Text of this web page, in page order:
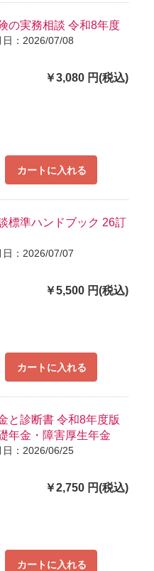
の実務相談 令和8年度
日：2026/07/08
￥3,080 円(税込)
カートに入れる
標準ハンドブック 26訂
日：2026/07/07
￥5,500 円(税込)
カートに入れる
と診断書 令和8年度版
年金・障害厚生年金
日：2026/06/25
￥2,750 円(税込)
カートに入れる